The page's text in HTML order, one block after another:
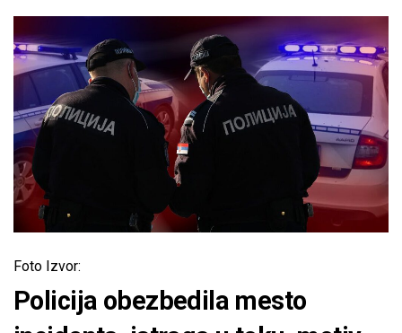
Foto Izvor:
Policija obezbedila mesto